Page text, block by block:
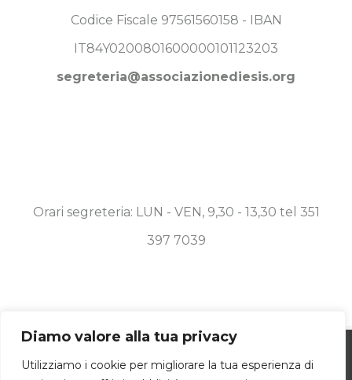
Diamo valore alla tua privacy
Utilizziamo i cookie per migliorare la tua esperienza di
Codice Fiscale 97561560158 - IBAN
IT84Y0200801600000101123203
segreteria@associazionediesis.org
Orari segreteria: LUN - VEN, 9,30 - 13,30 tel 351
397 7039